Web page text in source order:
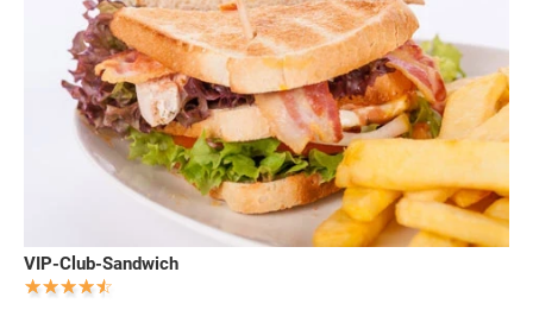
VIP-Club-Sandwich